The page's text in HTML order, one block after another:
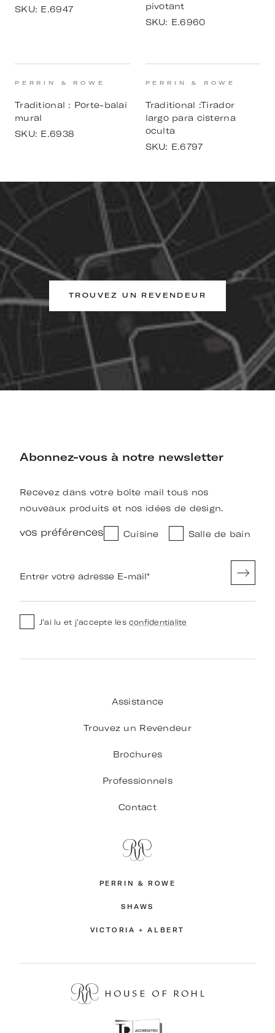
SKU: E.6947
pivotant
SKU: E.6960
PERRIN & ROWE
Traditional : Porte-balai
mural
SKU: E.6938
PERRIN & ROWE
Traditional :Tirador
largo para cisterna
oculta
SKU: E.6797
TROUVEZ UN REVENDEUR
Abonnez-vous à notre newsletter
Recevez dans votre boîte mail tous nos
nouveaux produits et nos idées de design.
vos préférences Cuisine Salle de bain
Entrer votre adresse E-mail*
J'ai lu et j'accepte les confidentialite
Assistance
Trouvez un Revendeur
Brochures
Professionnels
Contact
PERRIN & ROWE
SHAWS
VICTORIA + ALBERT